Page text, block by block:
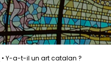
• Y-a-t-il un art catalan ?